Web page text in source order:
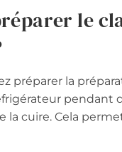
le
préparer la
pendant
la cuire. Cela